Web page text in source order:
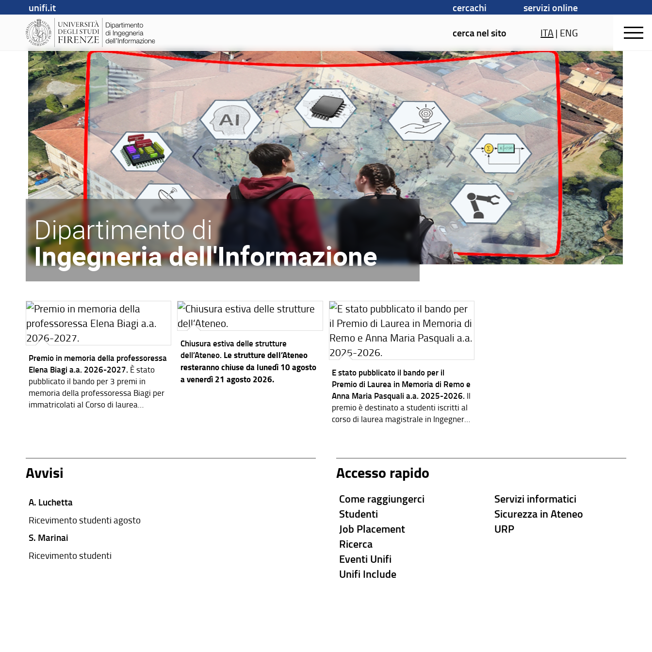
unifi.it cercachi
servizi online
cerca nel sito
ITA| ENG
Dipartimento di
Ingegneria dell'Informazione
Premio in memoria della professoressa
Elena Biagi a.a. 2026-2027. È stato
pubblicato il bando per 3 premi in
memoria della professoressa Biagi per
immatricolati al Corso di laurea
Chiusura estiva delle strutture
dell’Ateneo. Le strutture dell’Ateneo
resteranno chiuse da lunedì 10 agosto
a venerdì 21 agosto 2026.
E stato pubblicato il bando per il
Premio di Laurea in Memoria di Remo e
Anna Maria Pasquali a.a. 2025-2026. Il
premio è destinato a studenti iscritti al
corso di laurea magistrale in Ingegneria
Avvisi
A. Luchetta
Ricevimento studenti agosto
S. Marinai
Ricevimento studenti
Accesso rapido
Come raggiungerci
Studenti
Job Placement
Ricerca
Eventi Unifi
Unifi Include
Servizi informatici
Sicurezza in Ateneo
URP